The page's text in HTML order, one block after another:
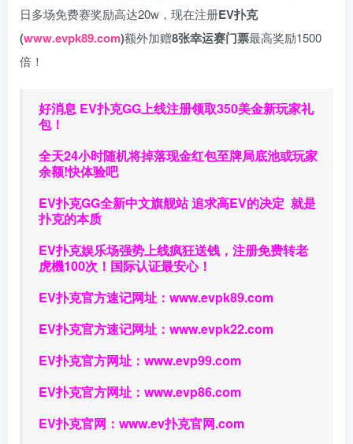
日多场免费赛奖励高达20w，现在注册EV扑克
(www.evpk89.com)额外加赠8张幸运赛门票最高奖励1500
倍！
好消息 EV扑克GG上线注册领取350美金新玩家礼
包！
全天24小时随机将掉落现金红包至牌局底池或玩家
余额!快体验吧
EV扑克GG全新中文旗舰站追求高EV的决定 就是
扑克的本质
EV扑克娱乐场强势上线疯狂送钱，注册免费转老
虎機100次！国际认证最安心！
EV扑克官方速记网址： www.evpk89.com
EV扑克官方速记网址： www.evpk22.com
EV扑克官方网址： www.evp99.com
EV扑克官方网址： www.evp86.com
EV扑克官网： www.ev扑克官网.com